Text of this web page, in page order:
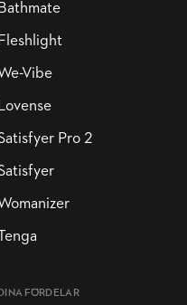
Bathmate
Fleshlight
Vibe
Lovense
Pro 2
DINA FÖRDELAR